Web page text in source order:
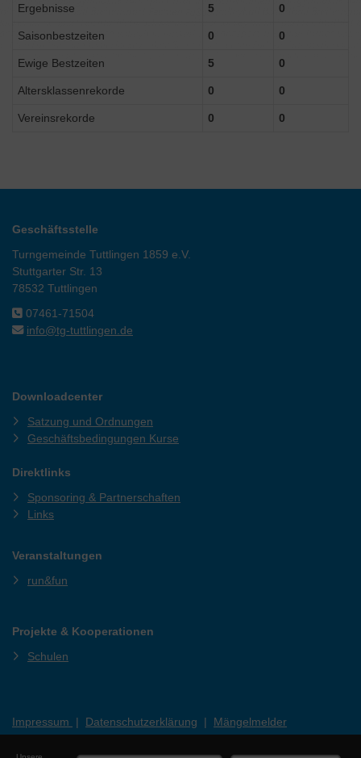
Ergebnisse 5 0
Saisonbestzeiten 0 0
Ewige Bestzeiten 5 0
Altersklassenrekorde 0 0
Vereinsrekorde 0 0
Geschäftsstelle
Turngemeinde Tuttlingen 1859 e.V.
Stuttgarter Str. 13
78532 Tuttlingen
07461-71504
info@tg-tuttlingen.de
Downloadcenter
Satzung und Ordnungen
Geschäftsbedingungen Kurse
Direktlinks
Sponsoring & Partnerschaften
Links
Veranstaltungen
run&fun
Projekte & Kooperationen
Schulen
Impressum | Datenschutzerklärung | Mängelmelder